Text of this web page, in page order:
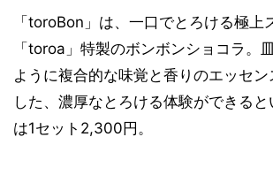
「toroBon」は、一口でとろける極上
「toroa」特製のボンボンショコラ。
ように複合的な味覚と香りのエッセ
した、濃厚なとろける体験ができる
は1セット2,300円。